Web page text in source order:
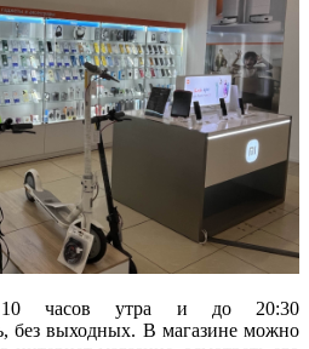
10 часов утра и до 20:30
без выходных. В магазине можно